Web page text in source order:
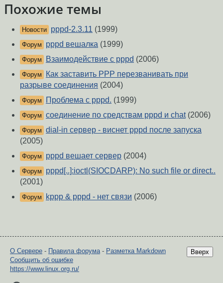
Похожие темы
Новости pppd-2.3.11 (1999)
Форум pppd вешалка (1999)
Форум Взаимодействие с pppd (2006)
Форум
Как заставить PPP перезванивать при
разрыве соединения (2004)
Форум Проблема с pppd. (1999)
Форум соединение по средствам pppd и chat(2006)
Форум dial-in сервер - виснет pppd после запуска
(2005)
Форум pppd вешает сервер (2004)
Форум
pppd[..]:ioctl(SIOCDARP): No such file or direct..
(2001)
Форум kppp & pppd - нет связи (2006)
Вверх
О Сервере - Правила форума- Разметка Markdown
Сообщить об ошибке
https://www.linux.org.ru/